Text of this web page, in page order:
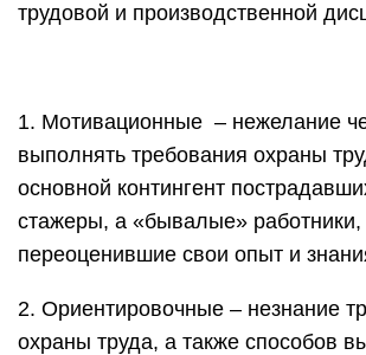
трудовой и производственной
1. Мотивационные – нежелание
выполнять требования охраны
основной контингент
стажеры, а «бывалые» работники,
переоценившие свои опыт и
2. Ориентировочные – незнание
охраны труда, а также способов